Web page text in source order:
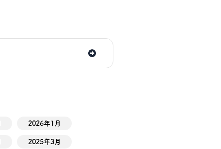
2026年1月
2025年3月